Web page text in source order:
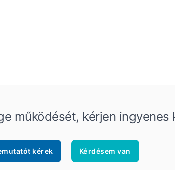
működését, kérjen ingyenes
kérek Kérdésem van